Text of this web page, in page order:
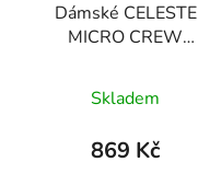
Dámské CELESTE
MICRO CREW
ponožky
hodnocení
produktu
Skladem
869 Kč